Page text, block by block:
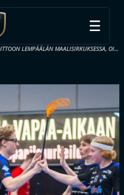
ERÄVIIKINGIT YLLÄTYSVOITTOON LEMPÄÄLÄN MAALISIRKUKSESSA, OILERS LÖI HAPPEEN